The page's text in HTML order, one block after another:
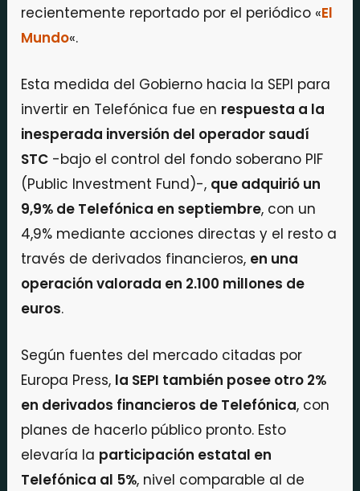
recientemente reportado por el periódico «El
Mundo«.
Esta medida del Gobierno hacia la SEPI para
invertir en Telefónica fue en respuesta a la
inesperada inversión del operador saudí
STC -bajo el control del fondo soberano PIF
(Public Investment Fund)-, que adquirió un
9,9% de Telefónica en septiembre, con un
4,9% mediante acciones directas y el resto a
través de derivados financieros, en una
operación valorada en 2.100 millones de
euros.
Según fuentes del mercado citadas por
Europa Press, la SEPI también posee otro 2%
en derivados financieros de Telefónica, con
planes de hacerlo público pronto. Esto
elevaría la participación estatal en
Telefónica al 5%, nivel comparable al de